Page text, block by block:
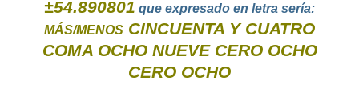
±54.890801 que expresado en letra sería:
MÁS/MENOS CINCUENTA Y CUATRO
COMA OCHO NUEVE CERO OCHO
CERO OCHO